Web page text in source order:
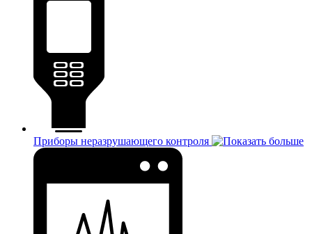
Приборы неразрушающего контроля